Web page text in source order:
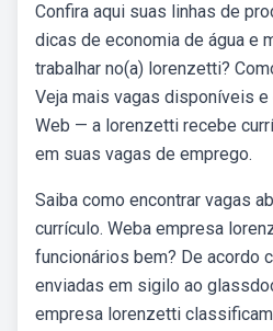
Confira aqui suas linhas de
dicas de economia de água e
trabalhar no(a) lorenzetti?
Veja mais vagas disponíveis
Web — a lorenzetti recebe
em suas vagas de emprego.
Saiba como encontrar vagas
currículo. Weba empresa
funcionários bem? De acordo
enviadas em sigilo ao
empresa lorenzetti